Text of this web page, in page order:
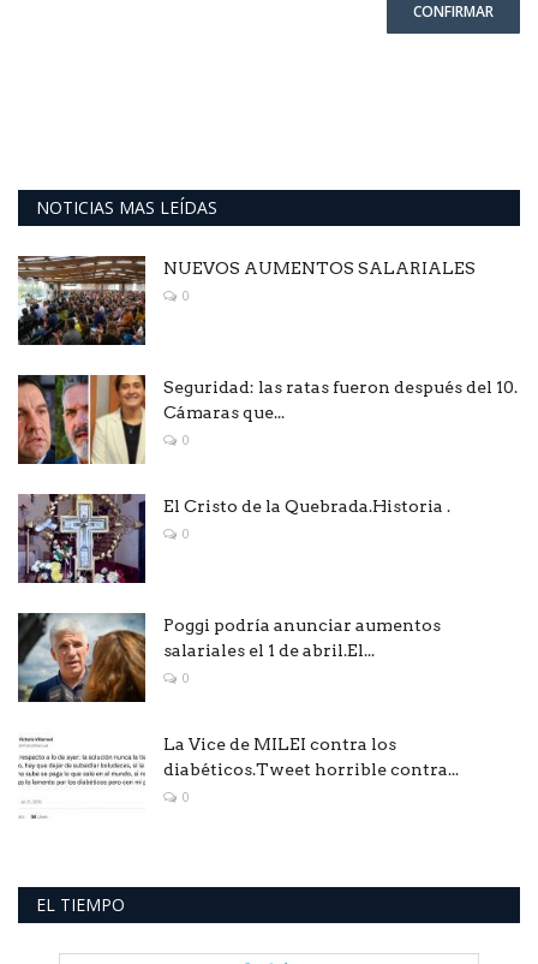
CONFIRMAR
NOTICIAS MAS LEÍDAS
NUEVOS AUMENTOS SALARIALES
0
Seguridad: las ratas fueron después del 10.
Cámaras que...
0
El Cristo de la Quebrada.Historia .
0
Poggi podría anunciar aumentos
salariales el 1 de abril.El...
0
La Vice de MILEI contra los
diabéticos.Tweet horrible contra...
0
EL TIEMPO